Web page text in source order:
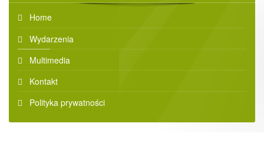
Home
Wydarzenia
Multimedia
Kontakt
Polityka prywatności